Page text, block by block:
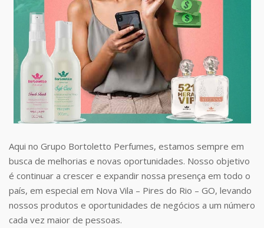
Aqui no Grupo Bortoletto Perfumes, estamos sempre em
busca de melhorias e novas oportunidades. Nosso objetivo
é continuar a crescer e expandir nossa presença em todo o
país, em especial em Nova Vila – Pires do Rio – GO, levando
nossos produtos e oportunidades de negócios a um número
cada vez maior de pessoas.